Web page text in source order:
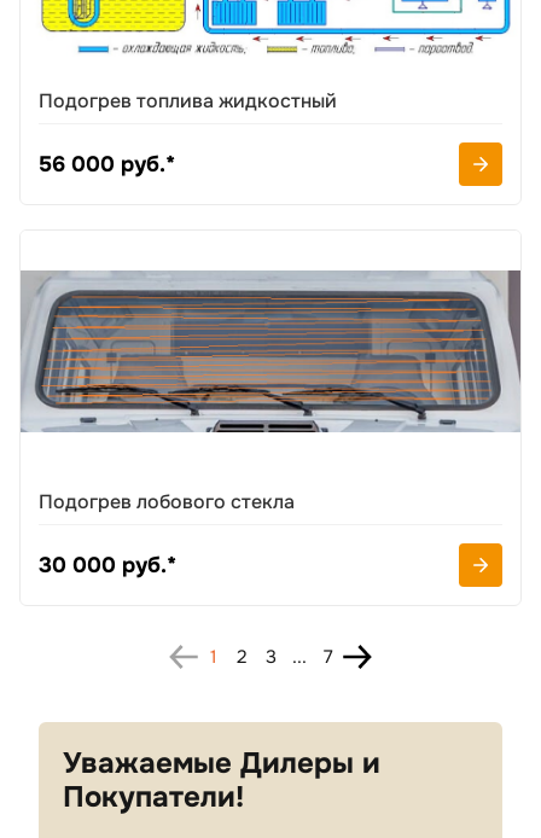
Подогрев топлива жидкостный
56 000 руб.*
Подогрев лобового стекла
30 000 руб.*
1 2 3 ... 7
Уважаемые Дилеры и
Покупатели!